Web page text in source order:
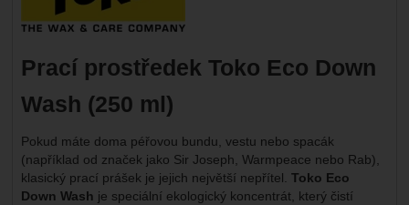
Prací prostředek Toko Eco Down
Wash (250 ml)
Pokud máte doma péřovou bundu, vestu nebo spacák
(například od značek jako Sir Joseph, Warmpeace nebo Rab),
klasický prací prášek je jejich největší nepřítel. Toko Eco
Down Wash je speciální ekologický koncentrát, který čistí